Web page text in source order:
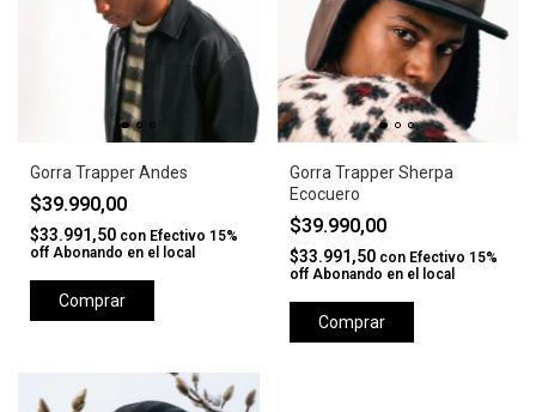
Gorra Trapper Andes
$39.990,00
$33.991,50 con Efectivo 15%
off Abonando en el local
Comprar
Gorra Trapper Sherpa
Ecocuero
$39.990,00
$33.991,50 con Efectivo 15%
off Abonando en el local
Comprar